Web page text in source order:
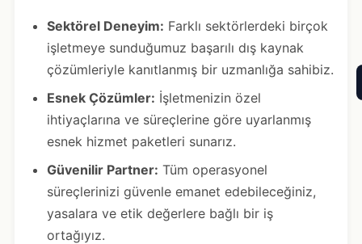
Sektörel Deneyim: Farklı sektörlerdeki birçok
işletmeye sunduğumuz başarılı dış kaynak
çözümleriyle kanıtlanmış bir uzmanlığa sahibiz.
Esnek Çözümler: İşletmenizin özel
ihtiyaçlarına ve süreçlerine göre uyarlanmış
esnek hizmet paketleri sunarız.
Güvenilir Partner: Tüm operasyonel
süreçlerinizi güvenle emanet edebileceğiniz,
yasalara ve etik değerlere bağlı bir iş
ortağıyız.